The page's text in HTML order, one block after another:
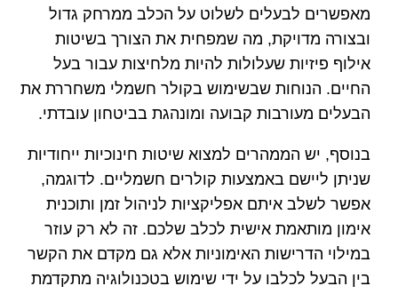
מאפשרים לבעלים לשלוט על הכלב ממרחק גדול
ובצורה מדויקת, מה שמפחית את הצורך בשיטות
אילוף פיזיות שעלולות להיות מלחיצות עבור בעל
החיים. הנוחות שבשימוש בקולר חשמלי משחררת את
הבעלים מעורבות קבועה ומונהגת בביטחון עובדתי.
בנוסף, יש הממהרים למצוא שיטות חינוכיות ייחודיות
שניתן ליישם באמצעות קולרים חשמליים. לדוגמה,
אפשר לשלב איתם אפליקציות לניהול זמן ותוכנית
אימון מותאמת אישית לכלב שלכם. זה לא רק עוזר
במילוי הדרישות האימוניות אלא גם מקדם את הקשר
בין הבעל לכלבו על ידי שימוש בטכנולוגיה מתקדמת